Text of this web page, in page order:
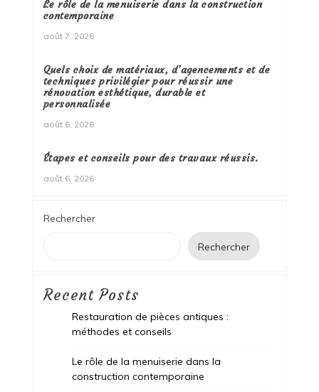
Le rôle de la menuiserie dans la construction
contemporaine
août 7, 2026
Quels choix de matériaux, d’agencements et de
techniques privilégier pour réussir une
rénovation esthétique, durable et
personnalisée
août 6, 2026
Étapes et conseils pour des travaux réussis.
août 6, 2026
Rechercher
Rechercher
Recent Posts
Restauration de pièces antiques :
méthodes et conseils
Le rôle de la menuiserie dans la
construction contemporaine